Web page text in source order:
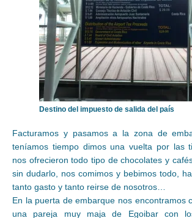
Destino del impuesto de salida del país
Facturamos y pasamos a la zona de
teníamos tiempo dimos una vuelta por las
nos ofrecieron todo tipo de chocolates y
sin dudarlo, nos comimos y bebimos todo,
tanto gasto y tanto reirse de nosotros…
En la puerta de embarque nos encontramos
una pareja muy maja de Egoibar con